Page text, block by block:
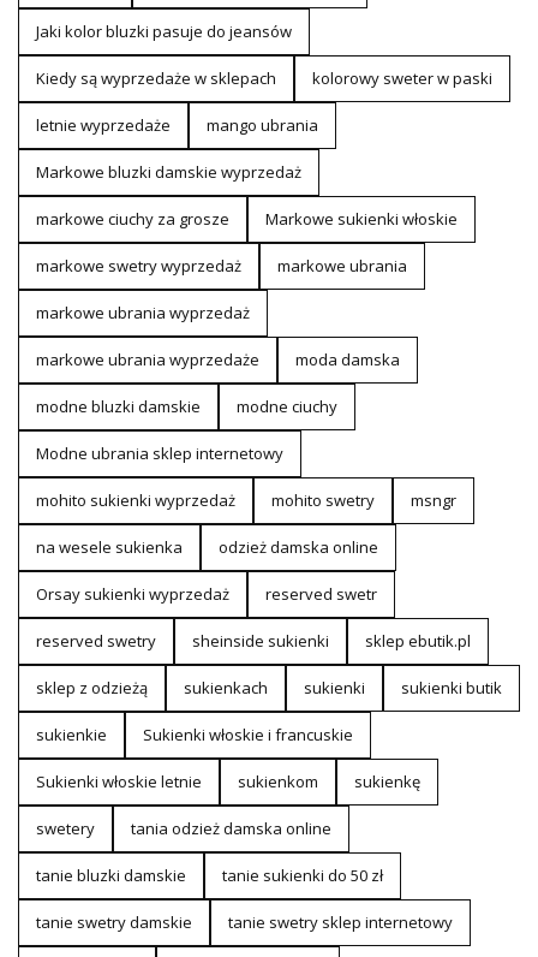
Jaki kolor bluzki pasuje do jeansów
Kiedy są wyprzedaże w sklepach kolorowy sweter w paski
letnie wyprzedaże mango ubrania
Markowe bluzki damskie wyprzedaż
markowe ciuchy za grosze Markowe sukienki włoskie
markowe swetry wyprzedaż markowe ubrania
markowe ubrania wyprzedaż
markowe ubrania wyprzedaże moda damska
modne bluzki damskie modne ciuchy
Modne ubrania sklep internetowy
mohito sukienki wyprzedaż mohito swetry msngr
na wesele sukienka odzież damska online
Orsay sukienki wyprzedaż reserved swetr
reserved swetry sheinside sukienki sklep ebutik.pl
sklep z odzieżą sukienkach sukienki sukienki butik
sukienkie Sukienki włoskie i francuskie
Sukienki włoskie letnie sukienkom sukienkę
swetery tania odzież damska online
tanie bluzki damskie tanie sukienki do 50 zł
tanie swetry damskie tanie swetry sklep internetowy